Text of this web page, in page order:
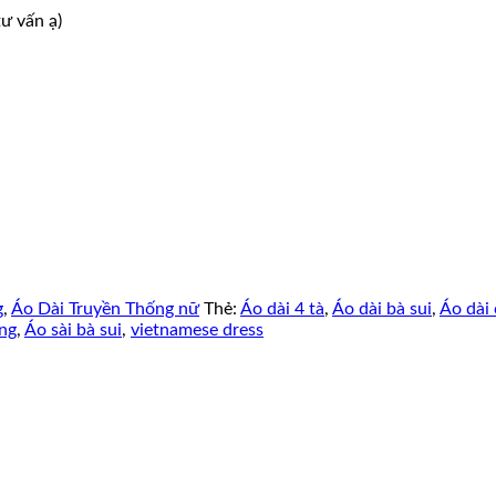
vấn ạ)
, Áo Dài Truyền Thống nữ Thẻ: Áo dài 4 tà, Áo dài bà sui, Áo dài
, Áo sài bà sui, vietnamese dress